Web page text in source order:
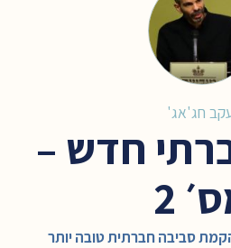
חג'אג'
חדש –
2
סביבה חברתית טובה יותר